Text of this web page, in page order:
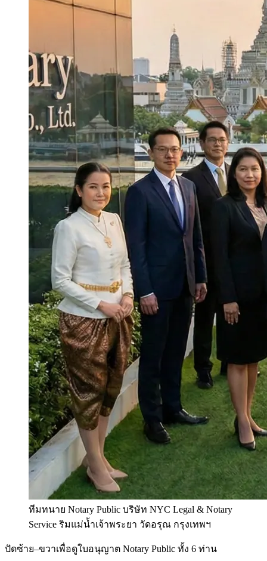
ทีมทนาย Notary Public บริษัท NYC Legal & Notary
Service ริมแม่น้ำเจ้าพระยา วัดอรุณ กรุงเทพฯ
ปัดซ้าย–ขวาเพื่อดูใบอนุญาต Notary Public ทั้ง 6 ท่าน